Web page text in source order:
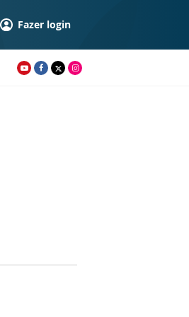
Fazer login